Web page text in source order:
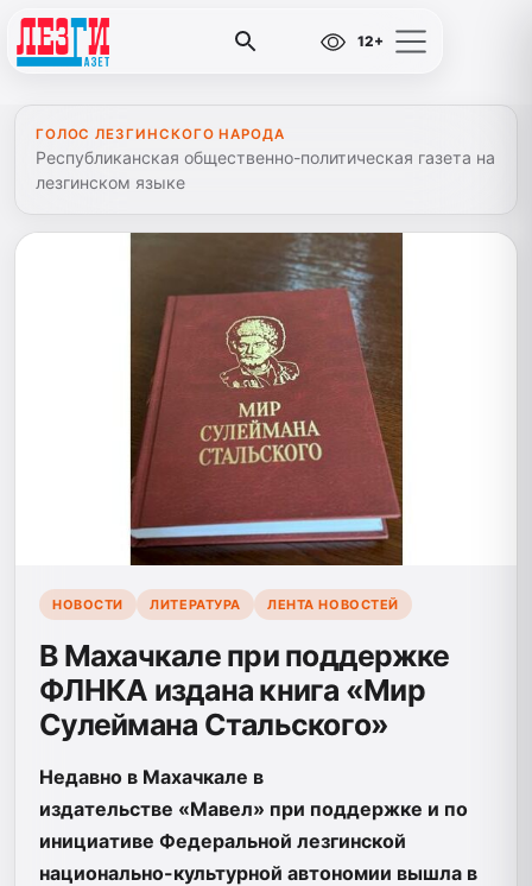
12+
ГОЛОС ЛЕЗГИНСКОГО НАРОДА
Республиканская общественно-политическая газета на
лезгинском языке
НОВОСТИ ЛИТЕРАТУРА ЛЕНТА НОВОСТЕЙ
В Махачкале при поддержке
ФЛНКА издана книга «Мир
Сулеймана Стальского»
Недавно в Махачкале в
издательстве «Мавел» при поддержке и по
инициативе Федеральной лезгинской
национально-культурной автономии вышла в